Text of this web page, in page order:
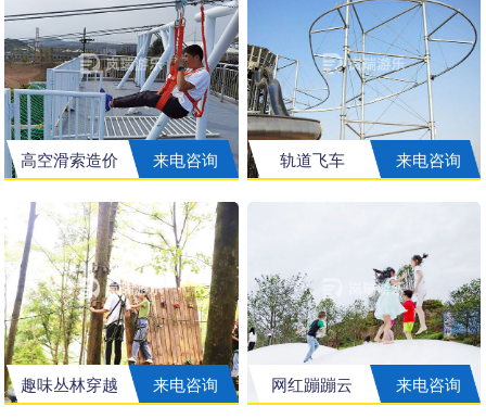
高空滑索造价 来电咨询 轨道飞车 来电咨询
趣味丛林穿越 来电咨询 网红蹦蹦云 来电咨询